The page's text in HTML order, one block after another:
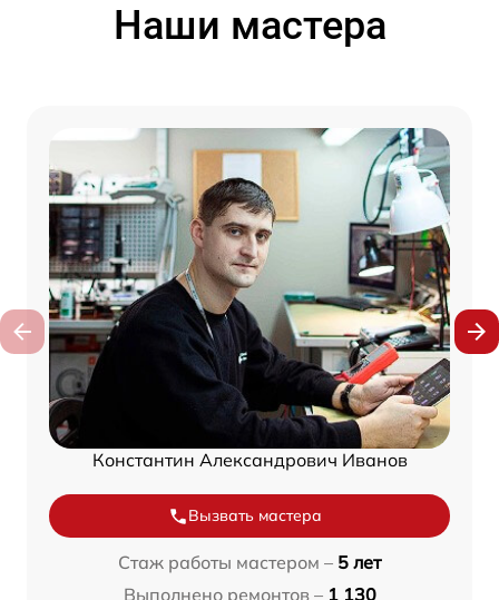
Наши мастера
Константин Александрович Иванов
Вызвать мастера
Стаж работы мастером – 5 лет
Выполнено ремонтов – 1 130